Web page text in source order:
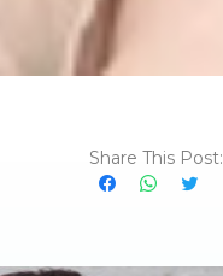
Share This Post: